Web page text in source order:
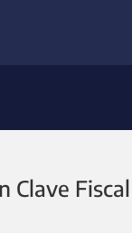
Clave Fiscal